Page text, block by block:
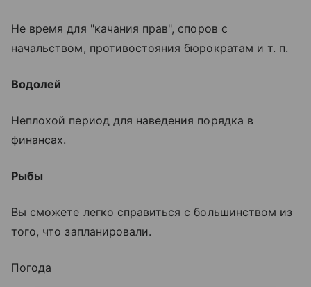
Не время для "качания прав", споров с
начальством, противостояния бюрократам и т. п.
Водолей
Неплохой период для наведения порядка в
финансах.
Рыбы
Вы сможете легко справиться с большинством из
того, что запланировали.
Погода